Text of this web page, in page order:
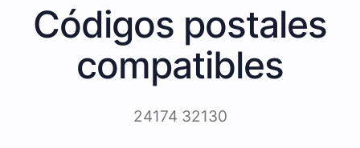
Códigos postales
compatibles
24174 32130